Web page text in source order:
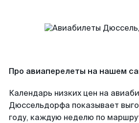
Про авиаперелеты на нашем
Календарь низких цен на
Дюссельдорфа показывает
году, каждую неделю по